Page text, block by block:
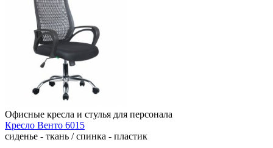
Офисные кресла и стулья для персонала
Кресло Венто 6015
сиденье - ткань / спинка - пластик